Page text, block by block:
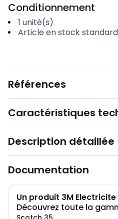
Conditionnement
1 unité(s)
Article en stock standard
Références
Caractéristiques
Description détaillée
Documentation
Un produit 3M Electricite
Découvrez toute la